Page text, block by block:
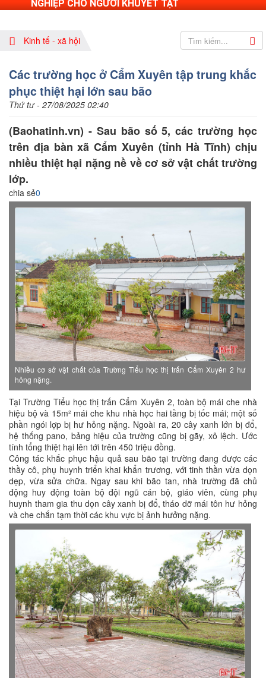
NGHIỆP CHO NGƯỜI KHUYẾT TẬT
Kinh tế - xã hội
Các trường học ở Cẩm Xuyên tập trung khắc
phục thiệt hại lớn sau bão
Thứ tư - 27/08/2025 02:40
(Baohatinh.vn) - Sau bão số 5, các trường học
trên địa bàn xã Cẩm Xuyên (tỉnh Hà Tĩnh) chịu
nhiều thiệt hại nặng nề về cơ sở vật chất trường
lớp.
chia sẻ0
Nhiều cơ sở vật chất của Trường Tiểu học thị trấn Cẩm Xuyên 2 hư
hỏng nặng.
Tại Trường Tiểu học thị trấn Cẩm Xuyên 2, toàn bộ mái che nhà
hiệu bộ và 15m² mái che khu nhà học hai tầng bị tốc mái; một số
phần ngói lợp bị hư hỏng nặng. Ngoài ra, 20 cây xanh lớn bị đổ,
hệ thống pano, bảng hiệu của trường cũng bị gãy, xô lệch. Ước
tính tổng thiệt hại lên tới trên 450 triệu đồng.
Công tác khắc phục hậu quả sau bão tại trường đang được các
thầy cô, phụ huynh triển khai khẩn trương, với tinh thần vừa dọn
dẹp, vừa sửa chữa. Ngay sau khi bão tan, nhà trường đã chủ
động huy động toàn bộ đội ngũ cán bộ, giáo viên, cùng phụ
huynh tham gia thu dọn cây xanh bị đổ, tháo dỡ mái tôn hư hỏng
và che chắn tạm thời các khu vực bị ảnh hưởng nặng.